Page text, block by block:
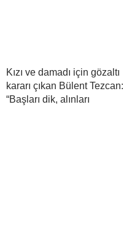
Kızı ve damadı için gözaltı
kararı çıkan Bülent Tezcan:
“Başları dik, alınları